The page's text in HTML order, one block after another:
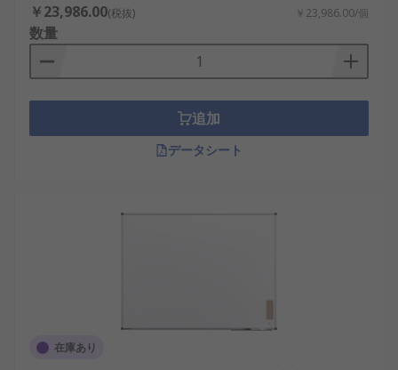
￥23,986.00(税抜) ￥23,986.00/個
数量
追加
データシート
在庫あり